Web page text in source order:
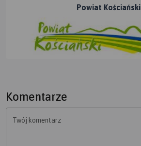
Powiat Kościański
Komentarze
Twój komentarz